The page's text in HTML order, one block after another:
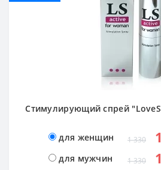
Стимулирующий спрей
для женщин 1 330
для мужчин 1 330